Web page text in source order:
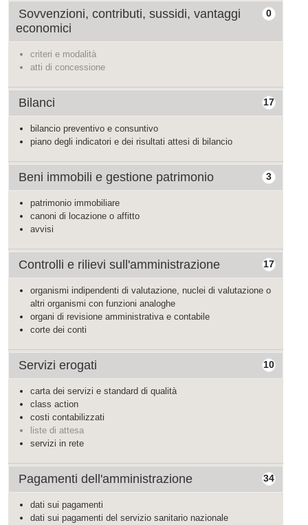
0
Sovvenzioni, contributi, sussidi, vantaggi
economici
criteri e modalità
atti di concessione
17
Bilanci
bilancio preventivo e consuntivo
piano degli indicatori e dei risultati attesi di bilancio
3
Beni immobili e gestione patrimonio
patrimonio immobiliare
canoni di locazione o affitto
avvisi
17
Controlli e rilievi sull'amministrazione
organismi indipendenti di valutazione, nuclei di valutazione o
altri organismi con funzioni analoghe
organi di revisione amministrativa e contabile
corte dei conti
10
Servizi erogati
carta dei servizi e standard di qualità
class action
costi contabilizzati
liste di attesa
servizi in rete
34
Pagamenti dell'amministrazione
dati sui pagamenti
dati sui pagamenti del servizio sanitario nazionale